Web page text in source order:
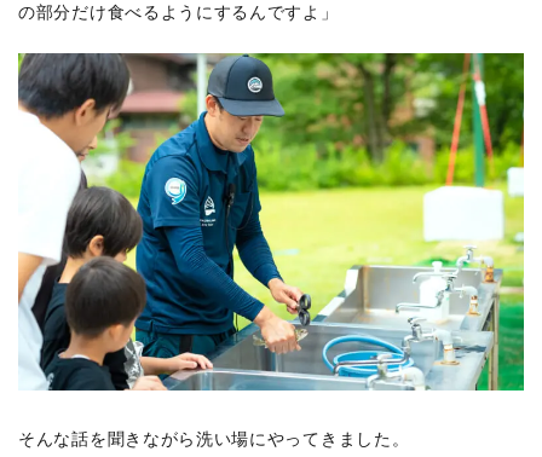
の部分だけ食べるようにするんですよ」
そんな話を聞きながら洗い場にやってきました。